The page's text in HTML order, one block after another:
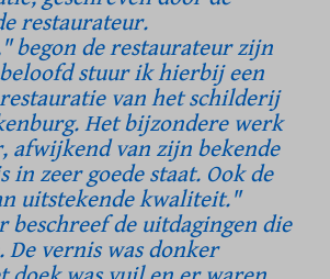
restaurateur.
begon de restaurateur zijn
stuur ik hierbij een
van het schilderij
Het bijzondere werk
afwijkend van zijn bekende
in zeer goede staat. Ook de
uitstekende kwaliteit."
beschreef de uitdagingen die
vernis was donker